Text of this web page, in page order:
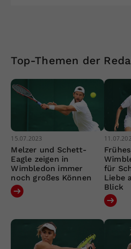
Top-Themen der
15.07.2023
Melzer und Schett-
Eagle zeigen in
Wimbledon immer
noch großes Können
für
Liebe
Blick